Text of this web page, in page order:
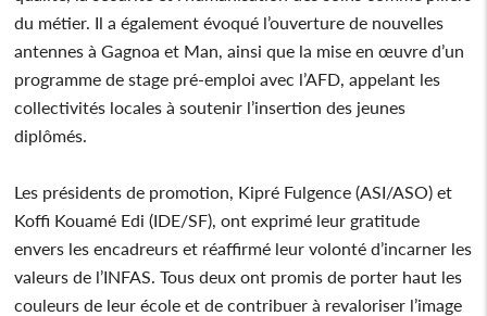
du métier. Il a également évoqué l’ouverture de nouvelles
antennes à Gagnoa et Man, ainsi que la mise en œuvre d’un
programme de stage pré-emploi avec l’AFD, appelant les
collectivités locales à soutenir l’insertion des jeunes
diplômés.
Les présidents de promotion, Kipré Fulgence (ASI/ASO) et
Koffi Kouamé Edi (IDE/SF), ont exprimé leur gratitude
envers les encadreurs et réaffirmé leur volonté d’incarner les
valeurs de l’INFAS. Tous deux ont promis de porter haut les
couleurs de leur école et de contribuer à revaloriser l’image